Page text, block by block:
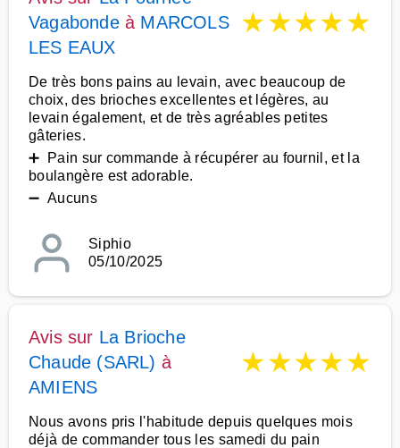
Vagabondeà MARCOLS
LES EAUX
★★★★★
De très bons pains au levain, avec beaucoup de
choix, des brioches excellentes et légères, au
levain également, et de très agréables petites
gâteries.
➕ Pain sur commande à récupérer au fournil, et la
boulangère est adorable.
➖ Aucuns
Siphio
05/10/2025
Avis sur La Brioche
Chaude (SARL) à
AMIENS
★★★★★
Nous avons pris l'habitude depuis quelques mois
déjà de commander tous les samedi du pain